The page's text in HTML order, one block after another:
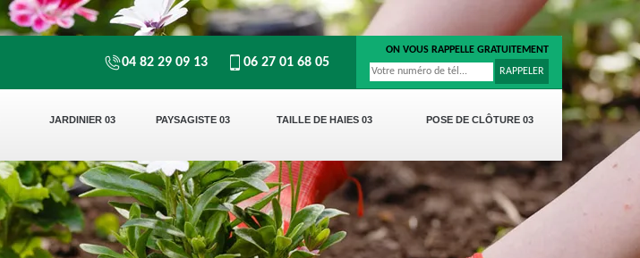
JARDINIER 03 PAYSAGISTE 03 TAILLE DE HAIES 03 POSE DE CLÔTURE 03
04 82 29 09 13 06 27 01 68 05
ON VOUS RAPPELLE GRATUITEMENT